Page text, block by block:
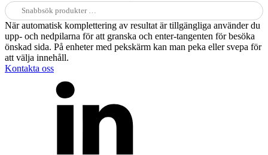
Sök
efter:
När automatisk komplettering av resultat är tillgängliga använder du
upp- och nedpilarna för att granska och enter-tangenten för besöka
önskad sida. På enheter med pekskärm kan man peka eller svepa för
att välja innehåll.
Kontakta oss